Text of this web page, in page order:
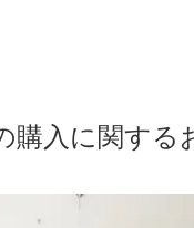
購入に関する